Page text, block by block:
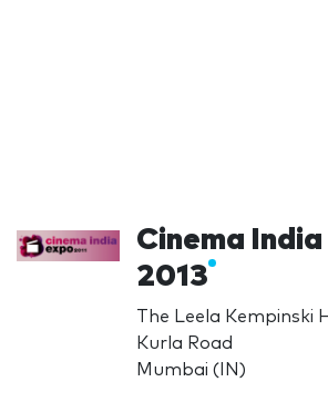
Cinema
2013
The Leela Kempinski
Kurla Road
Mumbai (IN)